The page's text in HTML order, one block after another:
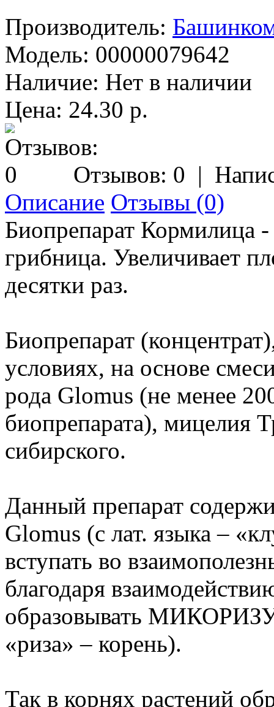
Производитель:
Модель: 00000079642
Наличие: Нет в наличии
Цена: 24.30 р.
Отзывов: 0 |
Описание Отзывы (0)
Биопрепарат Кормилица
грибница. Увеличивает
десятки раз.
Биопрепарат
условиях, на основе
рода Glomus (не менее
биопрепарата), мицелия
сибирского.
Данный препарат
Glomus (с лат. языка –
вступать во
благодаря
образовывать МИКОРИЗУ
«риза» – корень).
Так в корнях растений